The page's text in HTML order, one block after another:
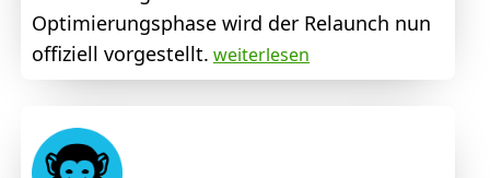
Optimierungsphase wird der Relaunch nun
offiziell vorgestellt. weiterlesen